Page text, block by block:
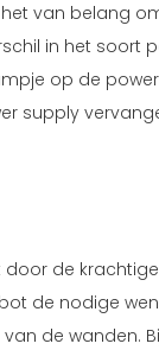
van belang
in het soort
op de
supply
de
de nodige
de wanden.